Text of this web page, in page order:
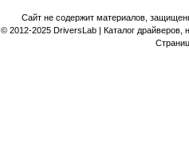
Сайт не содержит материалов,
© 2012-2025 DriversLab | Каталог драйверов,